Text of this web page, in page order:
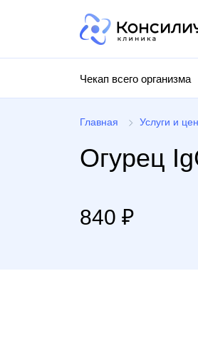
Чекап всего организма
Главная Услуги и
Огурец
840 ₽